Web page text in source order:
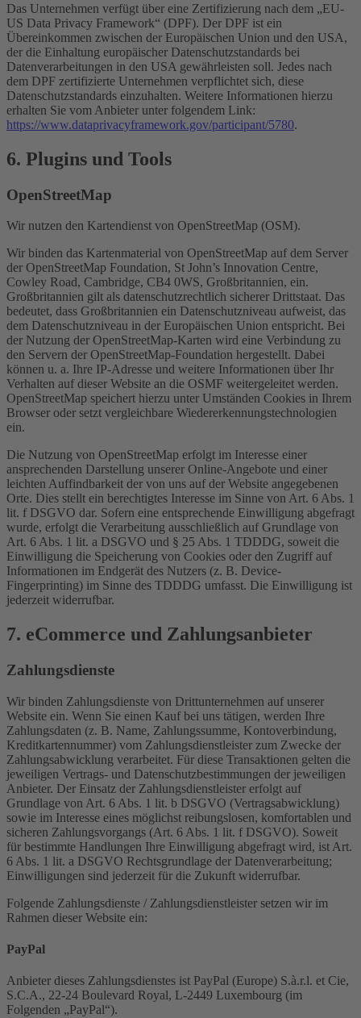
Das Unternehmen verfügt über eine Zertifizierung nach dem „EU-
US Data Privacy Framework“ (DPF). Der DPF ist ein
Übereinkommen zwischen der Europäischen Union und den USA,
der die Einhaltung europäischer Datenschutzstandards bei
Datenverarbeitungen in den USA gewährleisten soll. Jedes nach
dem DPF zertifizierte Unternehmen verpflichtet sich, diese
Datenschutzstandards einzuhalten. Weitere Informationen hierzu
erhalten Sie vom Anbieter unter folgendem Link:
https://www.dataprivacyframework.gov/participant/5780.
6. Plugins und Tools
OpenStreetMap
Wir nutzen den Kartendienst von OpenStreetMap (OSM).
Wir binden das Kartenmaterial von OpenStreetMap auf dem Server
der OpenStreetMap Foundation, St John’s Innovation Centre,
Cowley Road, Cambridge, CB4 0WS, Großbritannien, ein.
Großbritannien gilt als datenschutzrechtlich sicherer Drittstaat. Das
bedeutet, dass Großbritannien ein Datenschutzniveau aufweist, das
dem Datenschutzniveau in der Europäischen Union entspricht. Bei
der Nutzung der OpenStreetMap-Karten wird eine Verbindung zu
den Servern der OpenStreetMap-Foundation hergestellt. Dabei
können u. a. Ihre IP-Adresse und weitere Informationen über Ihr
Verhalten auf dieser Website an die OSMF weitergeleitet werden.
OpenStreetMap speichert hierzu unter Umständen Cookies in Ihrem
Browser oder setzt vergleichbare Wiedererkennungstechnologien
ein.
Die Nutzung von OpenStreetMap erfolgt im Interesse einer
ansprechenden Darstellung unserer Online-Angebote und einer
leichten Auffindbarkeit der von uns auf der Website angegebenen
Orte. Dies stellt ein berechtigtes Interesse im Sinne von Art. 6 Abs. 1
lit. f DSGVO dar. Sofern eine entsprechende Einwilligung abgefragt
wurde, erfolgt die Verarbeitung ausschließlich auf Grundlage von
Art. 6 Abs. 1 lit. a DSGVO und § 25 Abs. 1 TDDDG, soweit die
Einwilligung die Speicherung von Cookies oder den Zugriff auf
Informationen im Endgerät des Nutzers (z. B. Device-
Fingerprinting) im Sinne des TDDDG umfasst. Die Einwilligung ist
jederzeit widerrufbar.
7. eCommerce und Zahlungs­anbieter
Zahlungsdienste
Wir binden Zahlungsdienste von Drittunternehmen auf unserer
Website ein. Wenn Sie einen Kauf bei uns tätigen, werden Ihre
Zahlungsdaten (z. B. Name, Zahlungssumme, Kontoverbindung,
Kreditkartennummer) vom Zahlungsdienstleister zum Zwecke der
Zahlungsabwicklung verarbeitet. Für diese Transaktionen gelten die
jeweiligen Vertrags- und Datenschutzbestimmungen der jeweiligen
Anbieter. Der Einsatz der Zahlungsdienstleister erfolgt auf
Grundlage von Art. 6 Abs. 1 lit. b DSGVO (Vertragsabwicklung)
sowie im Interesse eines möglichst reibungslosen, komfortablen und
sicheren Zahlungsvorgangs (Art. 6 Abs. 1 lit. f DSGVO). Soweit
für bestimmte Handlungen Ihre Einwilligung abgefragt wird, ist Art.
6 Abs. 1 lit. a DSGVO Rechtsgrundlage der Datenverarbeitung;
Einwilligungen sind jederzeit für die Zukunft widerrufbar.
Folgende Zahlungsdienste / Zahlungsdienstleister setzen wir im
Rahmen dieser Website ein:
PayPal
Anbieter dieses Zahlungsdienstes ist PayPal (Europe) S.à.r.l. et Cie,
S.C.A., 22-24 Boulevard Royal, L-2449 Luxembourg (im
Folgenden „PayPal“).